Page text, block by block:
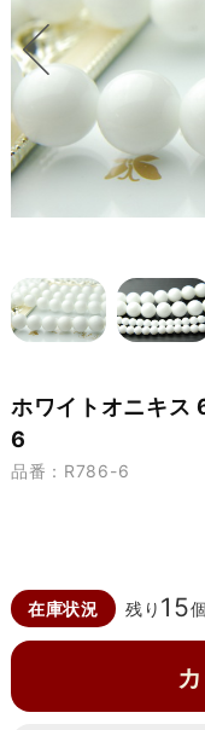
ホワイトオニキ
6
品番：R786-6
在庫状況 残り 15個